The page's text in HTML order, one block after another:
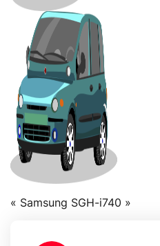
« Samsung SGH-i740 »